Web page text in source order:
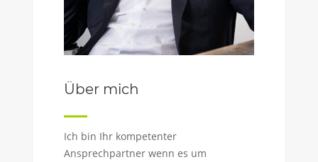
Über mich
Ich bin Ihr kompetenter
Ansprechpartner wenn es um